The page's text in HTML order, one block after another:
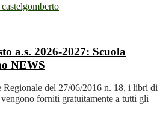
a.s. 2026-2027: Scuola
NEWS
Regionale del 27/06/2016 n. 18, i libri di
forniti gratuitamente a tutti gli